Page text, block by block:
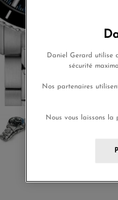
Daniel Gerard utilise
sécurité
Nos partenaires
Nous vous laissons la